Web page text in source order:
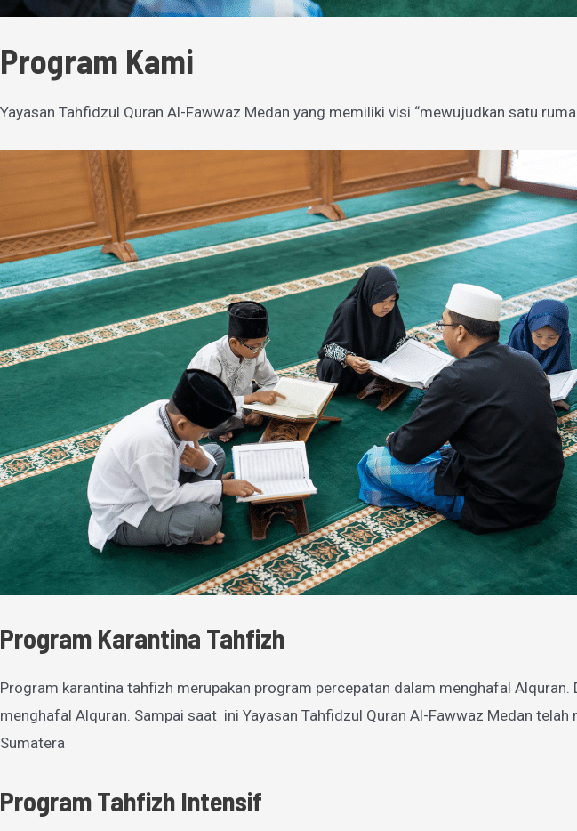
Program Kami
Yayasan Tahfidzul Quran Al-Fawwaz Medan yang memiliki visi “mewujudkan satu
Program Karantina Tahfizh
Program karantina tahfizh merupakan program percepatan dalam menghafal
menghafal Alquran. Sampai saat ini Yayasan Tahfidzul Quran Al-Fawwaz Medan
Sumatera
Program Tahfizh Intensif